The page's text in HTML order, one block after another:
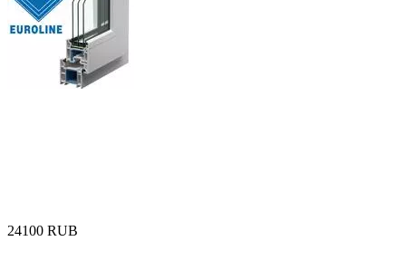
‍24100‍ RUB